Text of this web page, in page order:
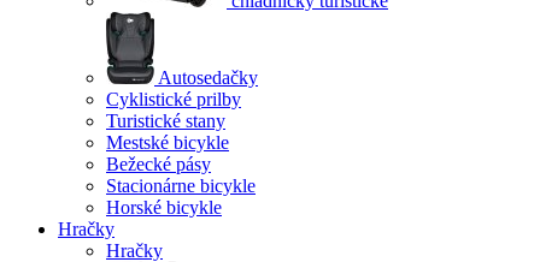
Autosedačky
Cyklistické prilby
Turistické stany
Mestské bicykle
Bežecké pásy
Stacionárne bicykle
Horské bicykle
Hračky
Hračky